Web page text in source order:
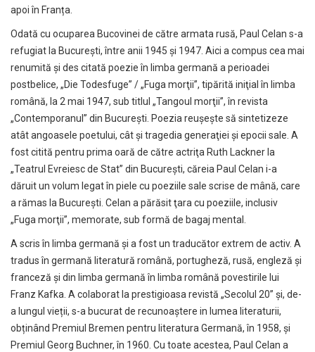
apoi în Franța.
Odată cu ocuparea Bucovinei de către armata rusă, Paul Celan s-a
refugiat la București, între anii 1945 și 1947. Aici a compus cea mai
renumită și des citată poezie în limba germană a perioadei
postbelice, „Die Todesfuge” / „Fuga morţii”, tipărită iniţial în limba
română, la 2 mai 1947, sub titlul „Tangoul morţii”, în revista
„Contemporanul” din Bucureşti. Poezia reuşeşte să sintetizeze
atât angoasele poetului, cât şi tragedia generaţiei şi epocii sale. A
fost citită pentru prima oară de către actriţa Ruth Lackner la
„Teatrul Evreiesc de Stat” din Bucureşti, căreia Paul Celan i-a
dăruit un volum legat în piele cu poeziile sale scrise de mână, care
a rămas la Bucureşti. Celan a părăsit ţara cu poeziile, inclusiv
„Fuga morţii”, memorate, sub formă de bagaj mental.
A scris în limba germană și a fost un traducător extrem de activ. A
tradus în germană literatură română, portugheză, rusă, engleză și
franceză și din limba germană în limba română povestirile lui
Franz Kafka. A colaborat la prestigioasa revistă „Secolul 20” și, de-
a lungul vieții, s-a bucurat de recunoaștere in lumea literaturii,
obținând Premiul Bremen pentru literatura Germană, în 1958, și
Premiul Georg Buchner, în 1960. Cu toate acestea, Paul Celan a